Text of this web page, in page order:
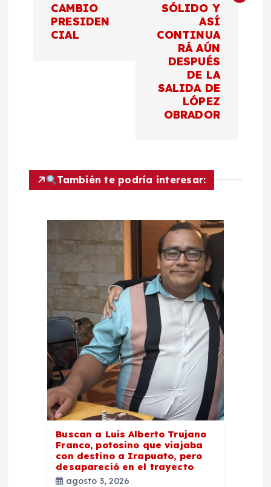
e
CAMBIO
PRESIDEN
CIAL
SÓLIDO Y
ASÍ
CONTINUA
RÁ AÚN
DESPUÉS
DE LA
SALIDA DE
LÓPEZ
OBRADOR
También te podría interesar:
Buscan a Luis Alberto Trujano
Franco, potosino que viajaba
con destino a Irapuato, pero
desapareció en el trayecto
agosto 3, 2026